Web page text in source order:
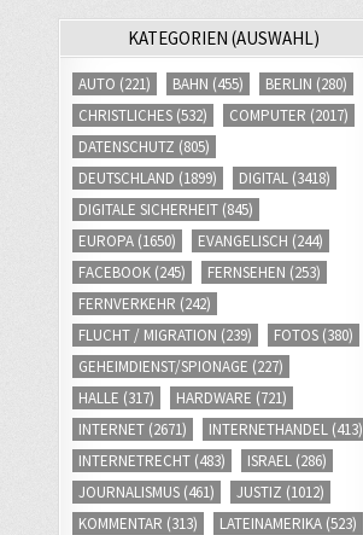
KATEGORIEN (AUSWAHL)
AUTO (221) BAHN (455) BERLIN (280)
CHRISTLICHES (532) COMPUTER (2017)
DATENSCHUTZ (805)
DEUTSCHLAND (1899) DIGITAL (3418)
DIGITALE SICHERHEIT (845)
EUROPA (1650) EVANGELISCH (244)
FACEBOOK (245) FERNSEHEN (253)
FERNVERKEHR (242)
FLUCHT / MIGRATION (239) FOTOS (380)
GEHEIMDIENST/SPIONAGE (227)
HALLE (317) HARDWARE (721)
INTERNET (2671) INTERNETHANDEL (413)
INTERNETRECHT (483) ISRAEL (286)
JOURNALISMUS (461) JUSTIZ (1012)
KOMMENTAR (313) LATEINAMERIKA (523)